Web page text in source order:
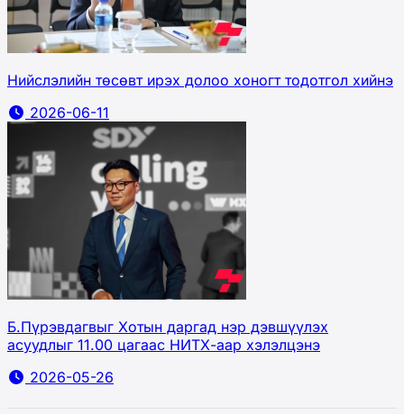
Нийслэлийн төсөвт ирэх долоо хоногт тодотгол хийнэ
2026-06-11
Б.Пүрэвдагвыг Хотын даргад нэр дэвшүүлэх
асуудлыг 11.00 цагаас НИТХ-аар хэлэлцэнэ
2026-05-26